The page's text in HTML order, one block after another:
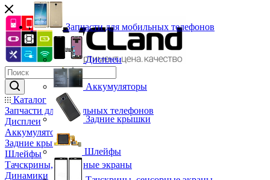
Каталог
Запчасти для мобильных телефонов
Дисплеи
Аккумуляторы
Задние крышки
Шлейфы
Тачскрины, сенсорные экраны
Динамики
Запчасти для мобильных телефонов
Дисплеи
Аккумуляторы
Задние крышки
Шлейфы